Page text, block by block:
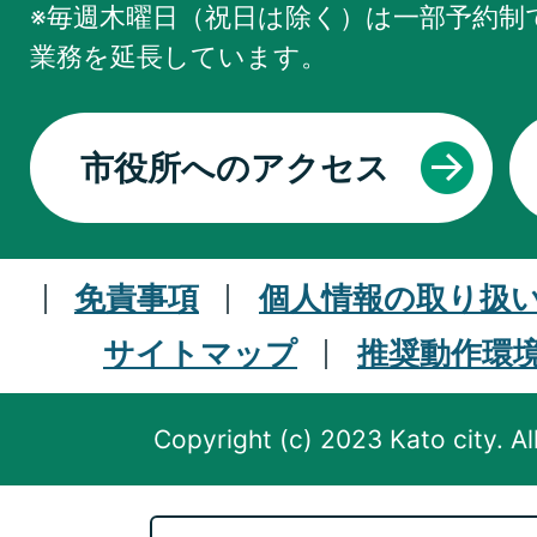
※毎週木曜日（祝日は除く）は一部予約
業務を延長しています。
市役所へのアクセス
免責事項
個人情報の取り扱
サイトマップ
推奨動作環
Copyright (c) 2023 Kato city.